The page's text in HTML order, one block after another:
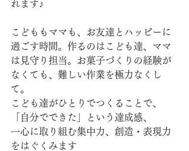
れます♪
こどももママも、お友達とハッピーに
過ごす時間。作るのはこども達、ママ
は見守り担当。お菓子づくりの経験が
なくても、難しい作業を極力なくし
て。
こども達がひとりでつくることで、
「自分でできた」という達成感、
一心に取り組む集中力、創造・表現力
をはぐくみます